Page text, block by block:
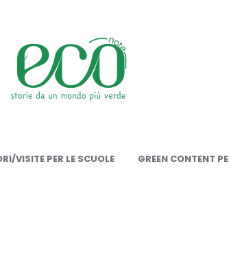
VISITE PER LE SCUOLE GREEN CONTENT